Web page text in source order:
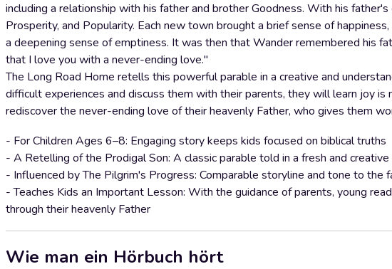
including a relationship with his father and brother Goodness. With his
Prosperity, and Popularity. Each new town brought a brief sense of
a deepening sense of emptiness. It was then that Wander remembered his
that I love you with a never-ending love."
The Long Road Home retells this powerful parable in a creative and
difficult experiences and discuss them with their parents, they will learn joy
rediscover the never-ending love of their heavenly Father, who gives them
- For Children Ages 6–8: Engaging story keeps kids focused on biblical truths
- A Retelling of the Prodigal Son: A classic parable told in a fresh and
- Influenced by The Pilgrim's Progress: Comparable storyline and tone to the
- Teaches Kids an Important Lesson: With the guidance of parents, young
through their heavenly Father
Wie man ein Hörbuch hört